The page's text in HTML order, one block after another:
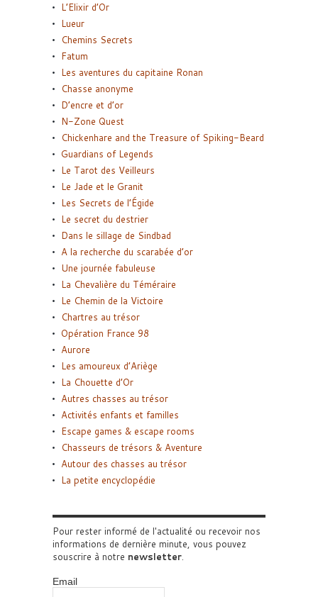
L’Elixir d’Or
Lueur
Chemins Secrets
Fatum
Les aventures du capitaine Ronan
Chasse anonyme
D’encre et d’or
N-Zone Quest
Chickenhare and the Treasure of Spiking-Beard
Guardians of Legends
Le Tarot des Veilleurs
Le Jade et le Granit
Les Secrets de l’Égide
Le secret du destrier
Dans le sillage de Sindbad
A la recherche du scarabée d’or
Une journée fabuleuse
La Chevalière du Téméraire
Le Chemin de la Victoire
Chartres au trésor
Opération France 98
Aurore
Les amoureux d’Ariège
La Chouette d’Or
Autres chasses au trésor
Activités enfants et familles
Escape games & escape rooms
Chasseurs de trésors & Aventure
Autour des chasses au trésor
La petite encyclopédie
Pour rester informé de l'actualité ou recevoir nos
informations de dernière minute, vous pouvez
souscrire à notre newsletter.
Email